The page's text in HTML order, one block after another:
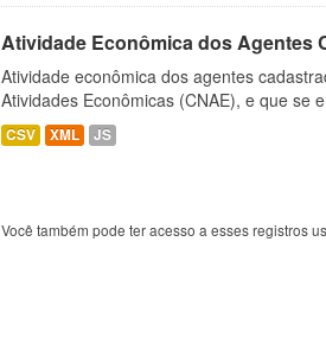
Atividade Econômica dos Agentes
Atividade econômica dos agentes
Atividades Econômicas (CNAE), e que se
CSV XML JS
Você também pode ter acesso a esses registros